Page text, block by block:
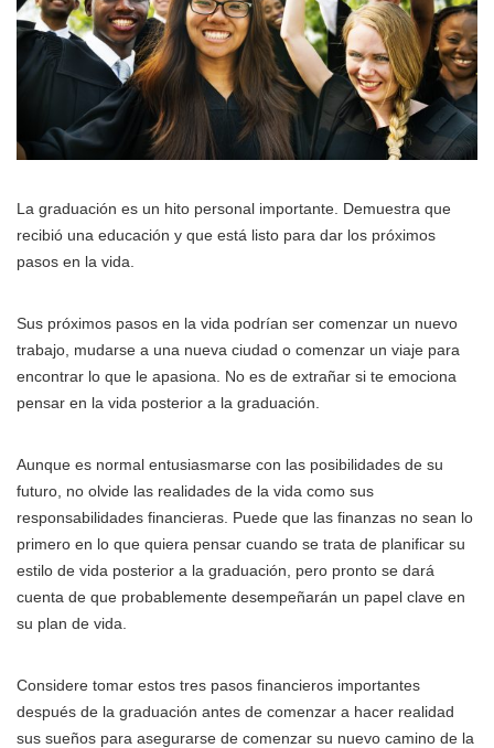
La graduación es un hito personal importante. Demuestra que
recibió una educación y que está listo para dar los próximos
pasos en la vida.
Sus próximos pasos en la vida podrían ser comenzar un nuevo
trabajo, mudarse a una nueva ciudad o comenzar un viaje para
encontrar lo que le apasiona. No es de extrañar si te emociona
pensar en la vida posterior a la graduación.
Aunque es normal entusiasmarse con las posibilidades de su
futuro, no olvide las realidades de la vida como sus
responsabilidades financieras. Puede que las finanzas no sean lo
primero en lo que quiera pensar cuando se trata de planificar su
estilo de vida posterior a la graduación, pero pronto se dará
cuenta de que probablemente desempeñarán un papel clave en
su plan de vida.
Considere tomar estos tres pasos financieros importantes
después de la graduación antes de comenzar a hacer realidad
sus sueños para asegurarse de comenzar su nuevo camino de la